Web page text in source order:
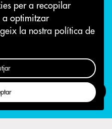
per a recopilar
a optimitzar
la nostra política de
Campanya